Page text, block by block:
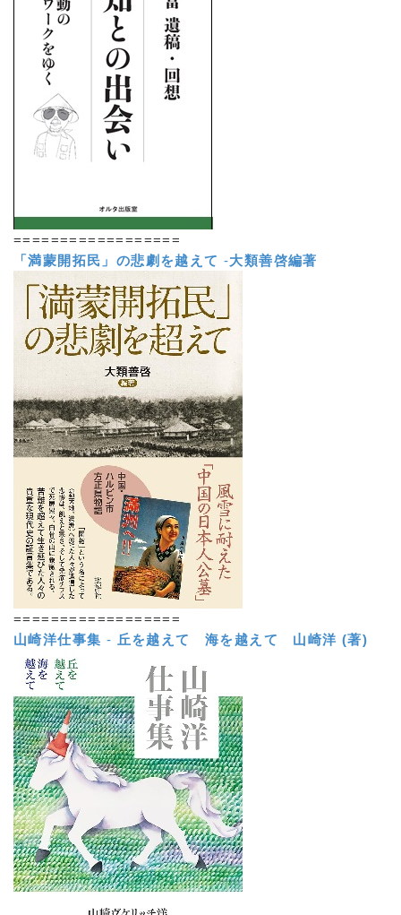
==================
「満蒙開拓民」の悲劇を越えて -大類善啓編著
==================
山崎洋仕事集 - 丘を越えて 海を越えて 山崎洋 (著)